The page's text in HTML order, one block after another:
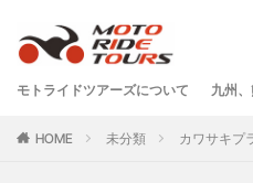
モトライドツアーズについて 九州
HOME 未分類 カワサキ